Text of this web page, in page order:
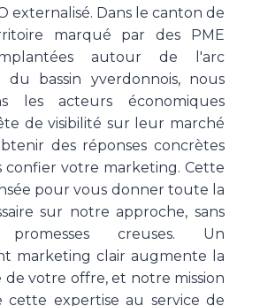
externalisé. Dans le canton de
marqué par des PME
autour de l'arc
du bassin yverdonnois, nous
les acteurs économiques
de visibilité sur leur marché
des réponses concrètes
confier votre marketing. Cette
pour vous donner toute la
sur notre approche, sans
creuses. Un
marketing clair augmente la
votre offre, et notre mission
expertise au service de